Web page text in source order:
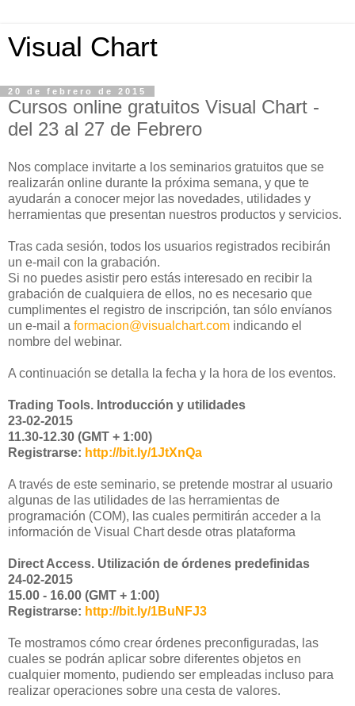
Visual Chart
20 de febrero de 2015
Cursos online gratuitos Visual Chart -
del 23 al 27 de Febrero
Nos complace invitarte a los seminarios gratuitos que se
realizarán online durante la próxima semana, y que te
ayudarán a conocer mejor las novedades, utilidades y
herramientas que presentan nuestros productos y servicios.
Tras cada sesión, todos los usuarios registrados recibirán
un e-mail con la grabación.
Si no puedes asistir pero estás interesado en recibir la
grabación de cualquiera de ellos, no es necesario que
cumplimentes el registro de inscripción, tan sólo envíanos
un e-mail a formacion@visualchart.com indicando el
nombre del webinar.
A continuación se detalla la fecha y la hora de los eventos.
Trading Tools. Introducción y utilidades
23-02-2015
11.30-12.30 (GMT + 1:00)
Registrarse: http://bit.ly/1JtXnQa
A través de este seminario, se pretende mostrar al usuario
algunas de las utilidades de las herramientas de
programación (COM), las cuales permitirán acceder a la
información de Visual Chart desde otras plataforma
Direct Access. Utilización de órdenes predefinidas
24-02-2015
15.00 - 16.00 (GMT + 1:00)
Registrarse: http://bit.ly/1BuNFJ3
Te mostramos cómo crear órdenes preconfiguradas, las
cuales se podrán aplicar sobre diferentes objetos en
cualquier momento, pudiendo ser empleadas incluso para
realizar operaciones sobre una cesta de valores.